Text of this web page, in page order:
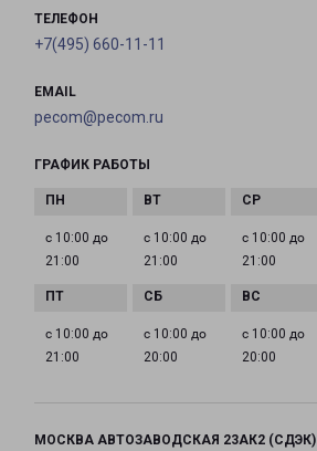
ТЕЛЕФОН
+7(495) 660-11-11
EMAIL
pecom@pecom.ru
ГРАФИК РАБОТЫ
с 10:00 до
21:00
с 10:00 до
21:00
с 10:00 до
21:00
с 10:00 до
21:00
с 10:00 до
20:00
с 10:00 до
20:00
МОСКВА АВТОЗАВОДСКАЯ 23АК2 (СДЭК)